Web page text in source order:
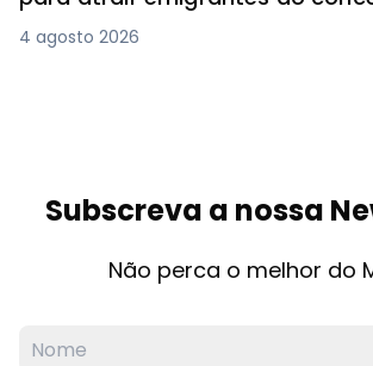
4 agosto 2026
Subscreva a nossa
Não perca o melhor do